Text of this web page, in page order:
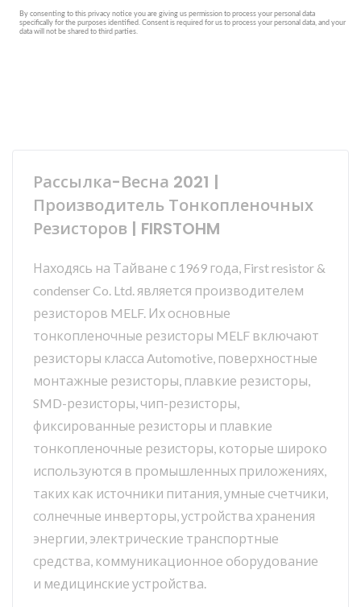
Рассылка-Весна 2021 |
Производитель Тонкопленочных
Резисторов | FIRSTOHM
Находясь на Тайване с 1969 года, First resistor &
condenser Co. Ltd. является производителем
резисторов MELF. Их основные
тонкопленочные резисторы MELF включают
резисторы класса Automotive, поверхностные
монтажные резисторы, плавкие резисторы,
SMD-резисторы, чип-резисторы,
фиксированные резисторы и плавкие
тонкопленочные резисторы, которые широко
используются в промышленных приложениях,
таких как источники питания, умные счетчики,
солнечные инверторы, устройства хранения
энергии, электрические транспортные
средства, коммуникационное оборудование
и медицинские устройства.